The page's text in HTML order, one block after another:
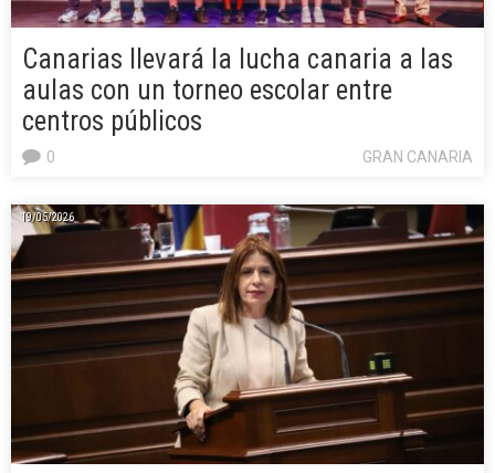
Canarias llevará la lucha canaria a las
aulas con un torneo escolar entre
centros públicos
GRAN CANARIA
0
19/05/2026